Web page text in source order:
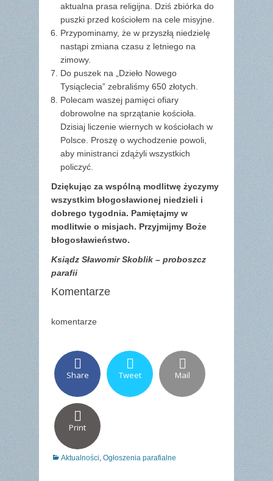
aktualna prasa religijna. Dziś zbiórka do
puszki przed kościołem na cele misyjne.
Przypominamy, że w przyszłą niedzielę
nastąpi zmiana czasu z letniego na
zimowy.
Do puszek na „Dzieło Nowego
Tysiąclecia” zebraliśmy 650 złotych.
Polecam waszej pamięci ofiary
dobrowolne na sprzątanie kościoła.
Dzisiaj liczenie wiernych w kościołach w
Polsce. Proszę o wychodzenie powoli,
aby ministranci zdążyli wszystkich
policzyć.
Dziękując za wspólną modlitwę życzymy
wszystkim błogosławionej niedzieli i
dobrego tygodnia. Pamiętajmy w
modlitwie o misjach. Przyjmijmy Boże
błogosławieństwo.
Ksiądz Sławomir Skoblik – proboszcz
parafii
Komentarze
komentarze
Share Tweet Mail
Print
Categories
Aktualności Ogłoszenia parafialne